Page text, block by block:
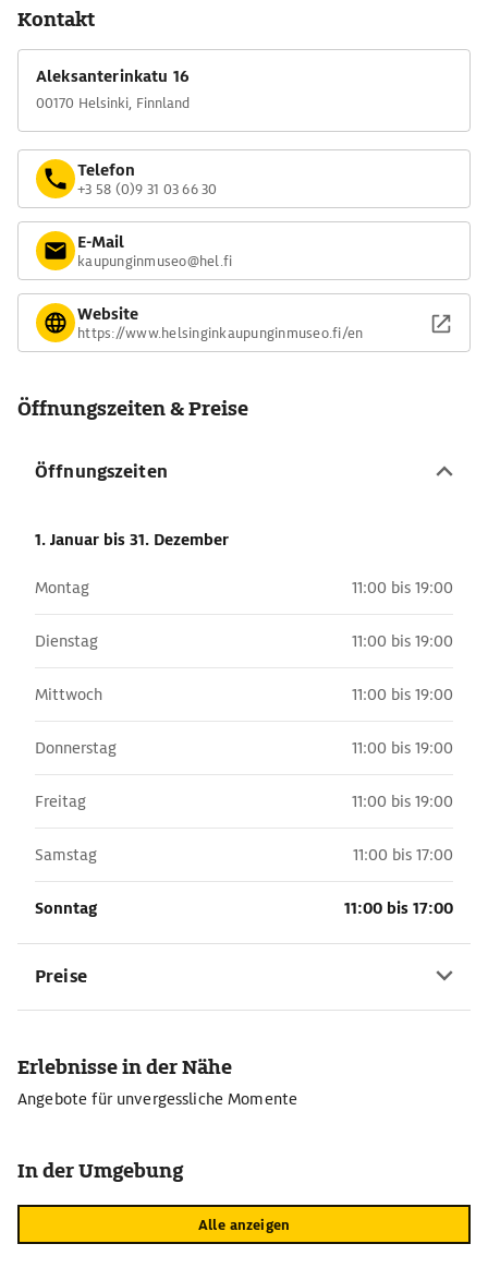
Kontakt
Aleksanterinkatu 16
00170 Helsinki, Finnland
Telefon
+3 58 (0)9 31 03 66 30
E-Mail
kaupunginmuseo@hel.fi
Website
https://www.helsinginkaupunginmuseo.fi/en
Öffnungszeiten & Preise
Öffnungszeiten
1. Januar bis 31. Dezember
Montag 11:00 bis 19:00
Dienstag 11:00 bis 19:00
Mittwoch 11:00 bis 19:00
Donnerstag 11:00 bis 19:00
Freitag 11:00 bis 19:00
Samstag 11:00 bis 17:00
Sonntag 11:00 bis 17:00
Preise
Erlebnisse in der Nähe
Angebote für unvergessliche Momente
In der Umgebung
Alle anzeigen